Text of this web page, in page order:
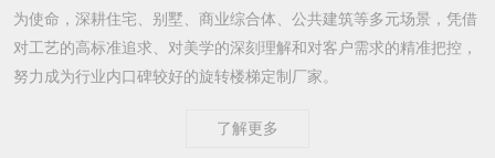
为使命，深耕住宅、别墅、商业综合体、公共建筑等多元场景，凭借
对工艺的高标准追求、对美学的深刻理解和对客户需求的精准把控，
努力成为行业内口碑较好的旋转楼梯定制厂家。​
了解更多